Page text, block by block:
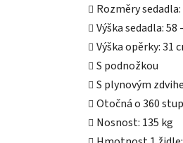
Rozměry sedadla:
Výška sedadla: 58
Výška opěrky: 31
S podnožkou
S plynovým
Otočná o 360
Nosnost: 135 kg